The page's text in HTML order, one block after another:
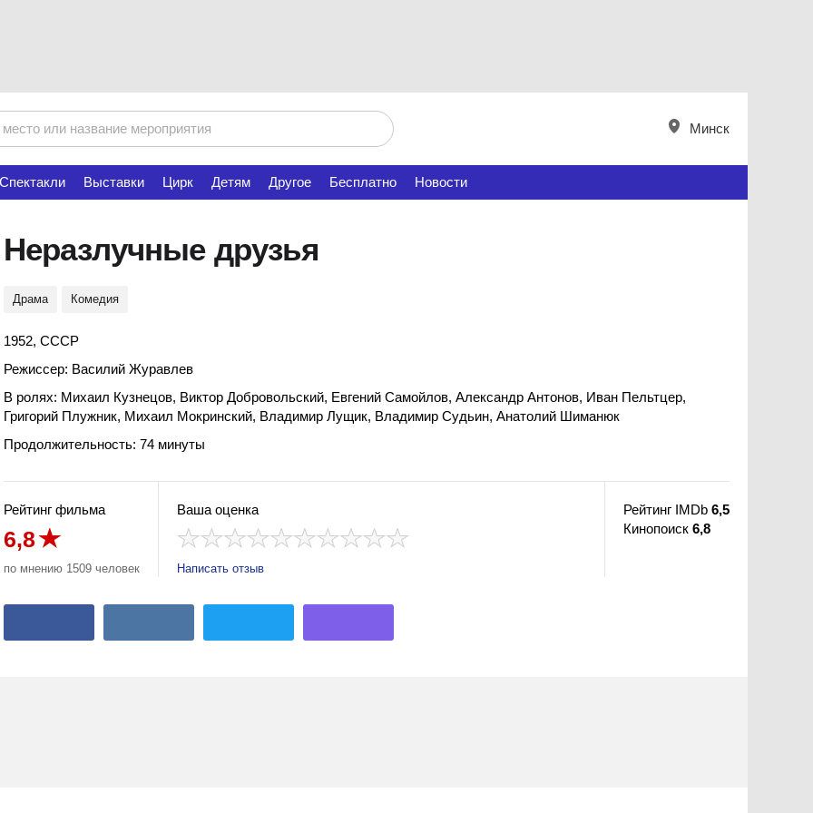
Минск
Спектакли Выставки Цирк Детям Другое Бесплатно Новости
Неразлучные друзья
Драма Комедия
1952, СССР
Режиссер: Василий Журавлев
В ролях: Михаил Кузнецов, Виктор Добровольский, Евгений Самойлов, Александр Антонов, Иван Пельтцер,
Григорий Плужник, Михаил Мокринский, Владимир Лущик, Владимир Судьин, Анатолий Шиманюк
Продолжительность: 74 минуты
Рейтинг фильма
6,8
по мнению 1509 человек
Ваша оценка
Написать отзыв
Рейтинг IMDb 6,5
Кинопоиск 6,8